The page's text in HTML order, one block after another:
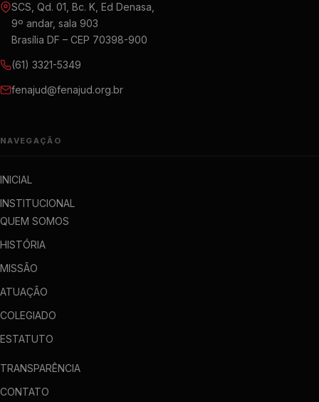
SCS, Qd. 01, Bc. K, Ed Denasa,
9º andar, sala 903
Brasília DF – CEP 70398-900
(61) 3321-5349
fenajud@fenajud.org.br
NAVEGAÇÃO
INICIAL
INSTITUCIONAL
QUEM SOMOS
HISTÓRIA
MISSÃO
ATUAÇÃO
COLEGIADO
ESTATUTO
TRANSPARÊNCIA
CONTATO